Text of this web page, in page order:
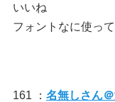
いいね
フォントなに使っ
161 ： 名無しさん＠